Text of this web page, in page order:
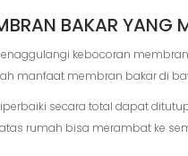
BAKAR YANG
kebocoran
manfaat membran bakar di
secara total dapat
rumah bisa merambat ke